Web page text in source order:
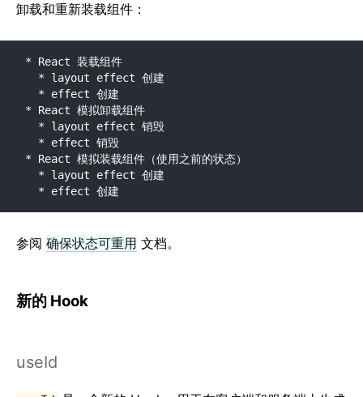
卸载和重新装载组件：
* React 装载组件
* React 模拟卸载组件
* React 模拟装载组件（使用之前的状态）
  * effect 创建
参阅 确保状态可重用 文档。
新的 Hook
useId